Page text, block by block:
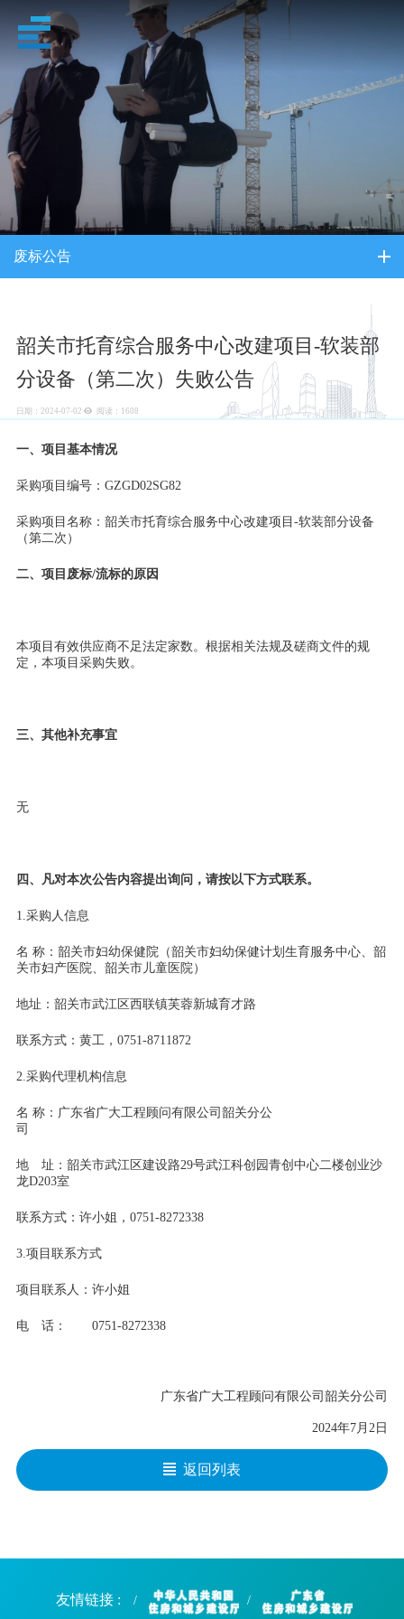
招采信息
废标公告
韶关市托育综合服务中心改建项目-软装部
分设备（第二次）失败公告
日期：2024-07-02 阅读： 1608
一、项目基本情况
采购项目编号：GZGD02SG82
采购项目名称：韶关市托育综合服务中心改建项目-软装部分设备
（第二次）
二、项目废标/流标的原因
本项目有效供应商不足法定家数。根据相关法规及磋商文件的规
定，本项目采购失败。
三、其他补充事宜
无
四、凡对本次公告内容提出询问，请按以下方式联系。
1.采购人信息
名 称：韶关市妇幼保健院（韶关市妇幼保健计划生育服务中心、韶
关市妇产医院、韶关市儿童医院）
地址：韶关市武江区西联镇芙蓉新城育才路
联系方式：黄工，0751-8711872
2.采购代理机构信息
名 称：广东省广大工程顾问有限公司韶关分公
司
地 址：韶关市武江区建设路29号武江科创园青创中心二楼创业沙
龙D203室
联系方式：许小姐，0751-8272338
3.项目联系方式
项目联系人：许小姐
电 话： 0751-8272338
广东省广大工程顾问有限公司韶关分公司
2024年7月2日
返回列表
友情链接 :